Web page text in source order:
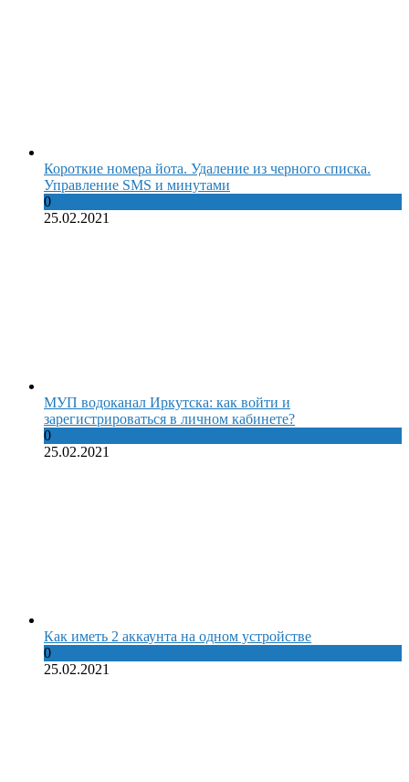
Короткие номера йота. Удаление из черного списка.
Управление SMS и минутами
0
25.02.2021
МУП водоканал Иркутска: как войти и
зарегистрироваться в личном кабинете?
0
25.02.2021
Как иметь 2 аккаунта на одном устройстве
0
25.02.2021